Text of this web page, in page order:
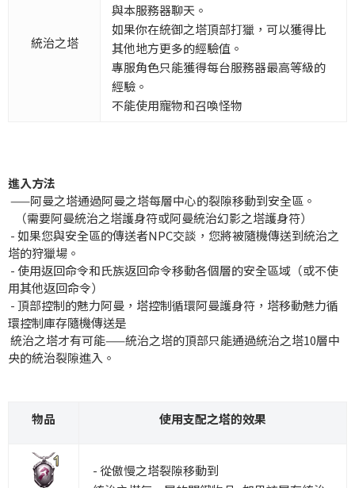
統治之塔
與本服務器聊天。
如果你在統御之塔頂部打獵，可以獲得比
其他地方更多的經驗值。
專服角色只能獲得每台服務器最高等級的
經驗。
不能使用寵物和召喚怪物
進入方法
——阿曼之塔通過阿曼之塔每層中心的裂隙移動到安全區。
（需要阿曼統治之塔護身符或阿曼統治幻影之塔護身符）
- 如果您與安全區的傳送者NPC交談，您將被隨機傳送到統治之
塔的狩獵場。
- 使用返回命令和氏族返回命令移動各個層的安全區域（或不使
用其他返回命令）
- 頂部控制的魅力阿曼，塔控制循環阿曼護身符，塔移動魅力循
環控制庫存隨機傳送是
統治之塔才有可能——統治之塔的頂部只能通過統治之塔10層中
央的統治裂隙進入。
物品 使用支配之塔的效果
- 從傲慢之塔裂隙移動到